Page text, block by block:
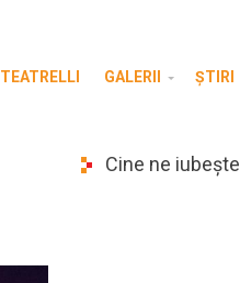
TEATRELLI GALERII ȘTIRI
Cine ne iubește